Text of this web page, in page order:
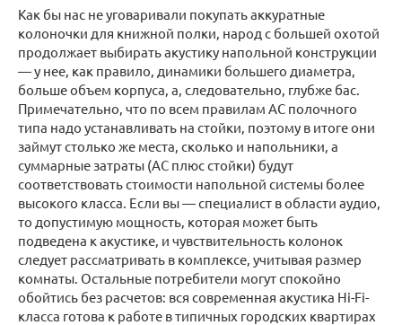
Как бы нас не уговаривали покупать аккуратные
колоночки для книжной полки, народ с большей охотой
продолжает выбирать акустику напольной конструкции
— у нее, как правило, динамики большего диаметра,
больше объем корпуса, а, следовательно, глубже бас.
Примечательно, что по всем правилам АС полочного
типа надо устанавливать на стойки, поэтому в итоге они
займут столько же места, сколько и напольники, а
суммарные затраты (АС плюс стойки) будут
соответствовать стоимости напольной системы более
высокого класса. Если вы — специалист в области аудио,
то допустимую мощность, которая может быть
подведена к акустике, и чувствительность колонок
следует рассматривать в комплексе, учитывая размер
комнаты. Остальные потребители могут спокойно
обойтись без расчетов: вся современная акустика Hi-Fi-
класса готова к работе в типичных городских квартирах